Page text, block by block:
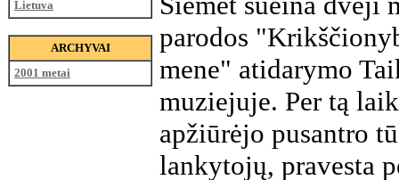
Lietuva
ARCHYVAI
2001 metai
parodos
mene" atidarymo
muziejuje. Per tą
apžiūrėjo pusantro
lankytojų, pravesta